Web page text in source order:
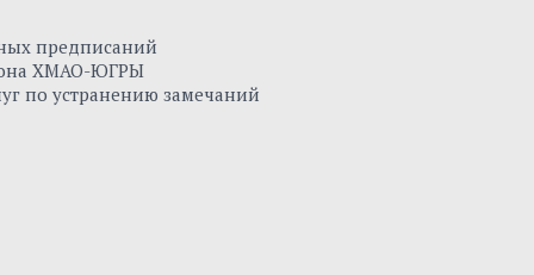
предписаний
ХМАО-ЮГРЫ
по устранению замечаний